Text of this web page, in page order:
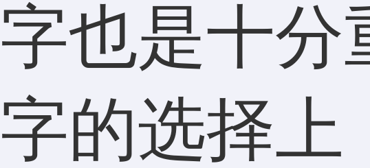
字也是十分
字的选择上